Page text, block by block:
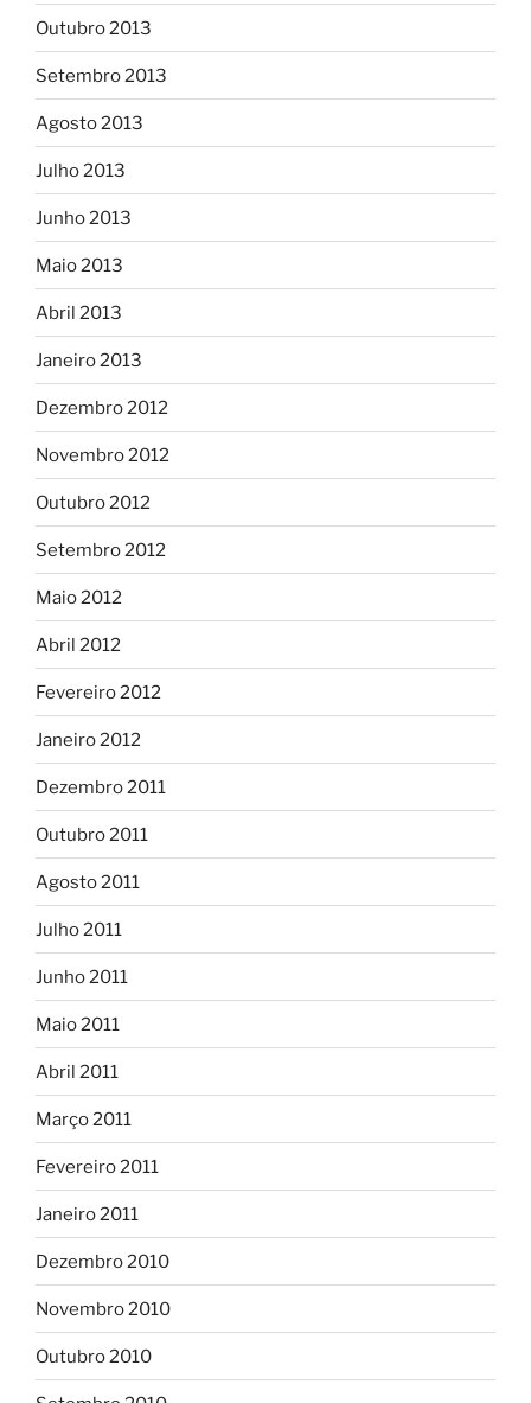
Outubro 2013
Setembro 2013
Agosto 2013
Julho 2013
Junho 2013
Maio 2013
Abril 2013
Janeiro 2013
Dezembro 2012
Novembro 2012
Outubro 2012
Setembro 2012
Maio 2012
Abril 2012
Fevereiro 2012
Janeiro 2012
Dezembro 2011
Outubro 2011
Agosto 2011
Julho 2011
Junho 2011
Maio 2011
Abril 2011
Março 2011
Fevereiro 2011
Janeiro 2011
Dezembro 2010
Novembro 2010
Outubro 2010